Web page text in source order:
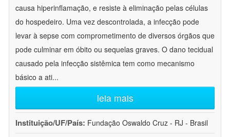
causa hiperinflamação, e resiste à eliminação pelas células
do hospedeiro. Uma vez descontrolada, a infecção pode
levar à sepse com comprometimento de diversos órgãos que
pode culminar em óbito ou sequelas graves. O dano tecidual
causado pela infecção sistêmica tem como mecanismo
básico a ati...
leia mais
Instituição/UF/País: Fundação Oswaldo Cruz - RJ - Brasil